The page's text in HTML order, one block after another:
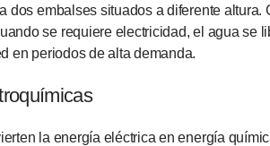
dos embalses situados a diferente
se requiere electricidad, el agua se
en periodos de alta demanda.
la energía eléctrica en energía